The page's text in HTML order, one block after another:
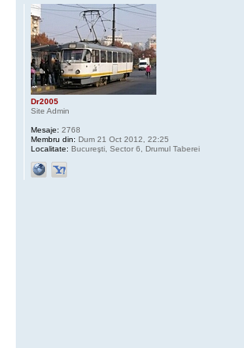
Dr2005
Site Admin
Mesaje: 2768
Membru din: Dum 21 Oct 2012, 22:25
Localitate: Bucureşti, Sector 6, Drumul Taberei